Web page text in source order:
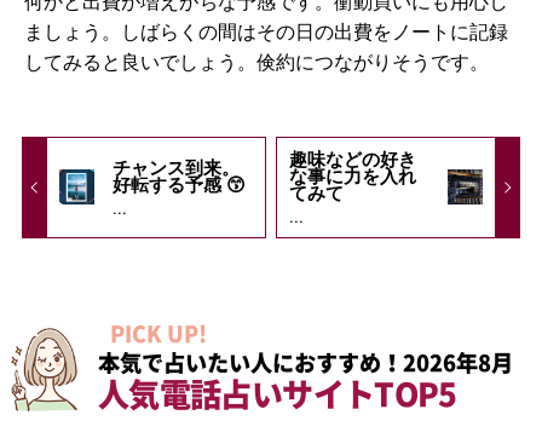
ましょう。しばらくの間はその日の出費をノートに記録
してみると良いでしょう。倹約につながりそうです。
チャンス到来。
好転する予感 😙
...
趣味などの好き
な事に力を入れ
てみて
...
PICK UP!
本気で占いたい人におすすめ！2026年8月
人気電話占いサイトTOP5